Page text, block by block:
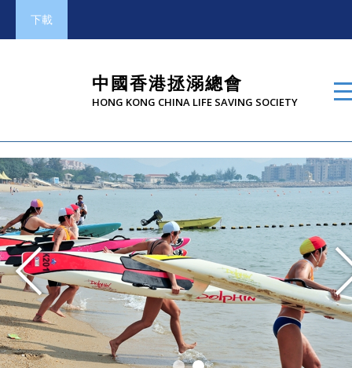
下載
中國香港拯溺總會
HONG KONG CHINA LIFE SAVING SOCIETY